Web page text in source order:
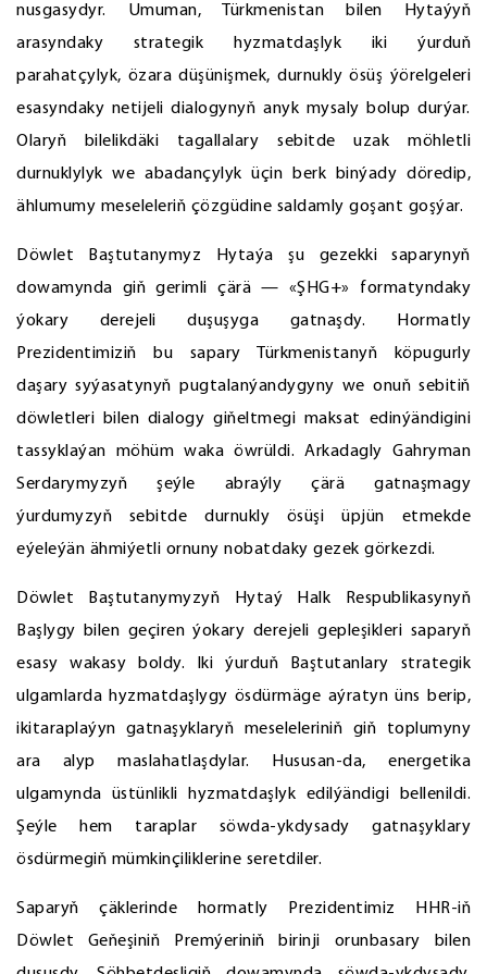
nusgasydyr. Umuman, Türkmenistan bilen Hytaýyň
arasyndaky strategik hyzmatdaşlyk iki ýurduň
parahatçylyk, özara düşünişmek, durnukly ösüş ýörelgeleri
esasyndaky netijeli dialogynyň anyk mysaly bolup durýar.
Olaryň bilelikdäki tagallalary sebitde uzak möhletli
durnuklylyk we abadançylyk üçin berk binýady döredip,
ählumumy meseleleriň çözgüdine saldamly goşant goşýar.
Döwlet Baştutanymyz Hytaýa şu gezekki saparynyň
dowamynda giň gerimli çärä — «ŞHG+» formatyndaky
ýokary derejeli duşuşyga gatnaşdy. Hormatly
Prezidentimiziň bu sapary Türkmenistanyň köpugurly
daşary syýasatynyň pugtalanýandygyny we onuň sebitiň
döwletleri bilen dialogy giňeltmegi maksat edinýändigini
tassyklaýan möhüm waka öwrüldi. Arkadagly Gahryman
Serdarymyzyň şeýle abraýly çärä gatnaşmagy
ýurdumyzyň sebitde durnukly ösüşi üpjün etmekde
eýeleýän ähmiýetli ornuny nobatdaky gezek görkezdi.
Döwlet Baştutanymyzyň Hytaý Halk Respublikasynyň
Başlygy bilen geçiren ýokary derejeli gepleşikleri saparyň
esasy wakasy boldy. Iki ýurduň Baştutanlary strategik
ulgamlarda hyzmatdaşlygy ösdürmäge aýratyn üns berip,
ikitaraplaýyn gatnaşyklaryň meseleleriniň giň toplumyny
ara alyp maslahatlaşdylar. Hususan-da, energetika
ulgamynda üstünlikli hyzmatdaşlyk edilýändigi bellenildi.
Şeýle hem taraplar söwda-ykdysady gatnaşyklary
ösdürmegiň mümkinçiliklerine seretdiler.
Saparyň çäklerinde hormatly Prezidentimiz HHR-iň
Döwlet Geňeşiniň Premýeriniň birinji orunbasary bilen